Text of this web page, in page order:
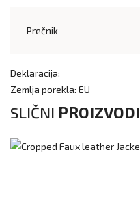
Prečnik
Deklaracija:
Zemlja porekla: EU
SLIČNI PROIZVODI